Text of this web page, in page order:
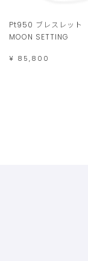
Pt950 ブレスレット
MOON SETTING
¥ 85,800